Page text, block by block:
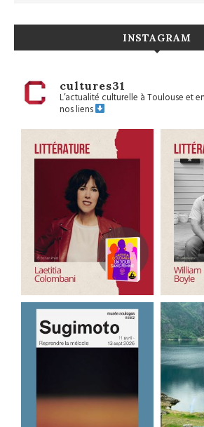
INSTAGRAM
cultures31
L’actualité culturelle à Toulouse et
nos liens